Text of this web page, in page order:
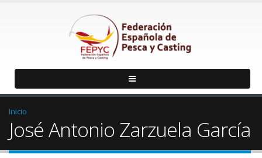
Inicio
José Antonio Zarzuela García